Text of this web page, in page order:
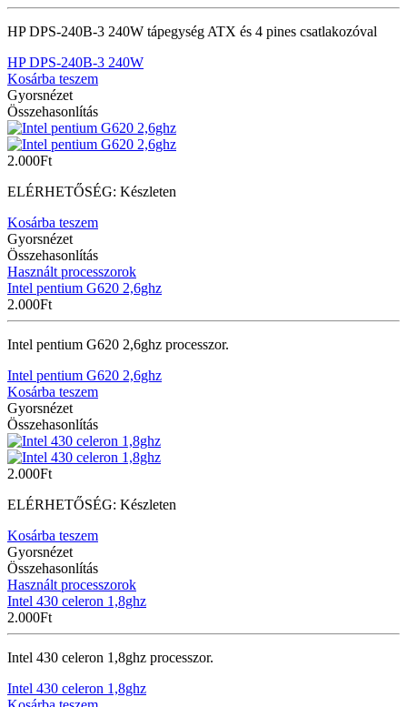
HP DPS-240B-3 240W tápegység ATX és 4 pines csatlakozóval
HP DPS-240B-3 240W
Kosárba teszem
Gyorsnézet
Összehasonlítás
2.000Ft
ELÉRHETŐSÉG: Készleten
Kosárba teszem
Gyorsnézet
Összehasonlítás
Használt processzorok
Intel pentium G620 2,6ghz
2.000Ft
Intel pentium G620 2,6ghz processzor.
Intel pentium G620 2,6ghz
Kosárba teszem
Gyorsnézet
Összehasonlítás
2.000Ft
ELÉRHETŐSÉG: Készleten
Kosárba teszem
Gyorsnézet
Összehasonlítás
Használt processzorok
Intel 430 celeron 1,8ghz
2.000Ft
Intel 430 celeron 1,8ghz processzor.
Intel 430 celeron 1,8ghz